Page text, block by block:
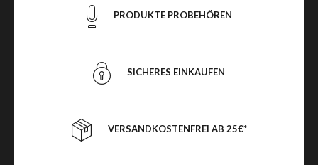
PRODUKTE PROBEHÖREN
SICHERES EINKAUFEN
VERSANDKOSTENFREI AB 25€*